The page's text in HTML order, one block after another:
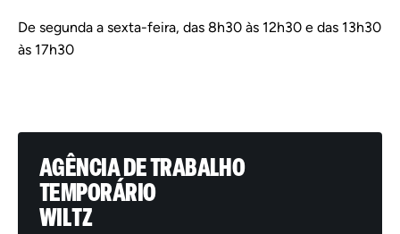
De segunda a sexta-feira, das 8h30 às 12h30 e das 13h30
às 17h30
AGÊNCIA DE TRABALHO
TEMPORÁRIO
WILTZ